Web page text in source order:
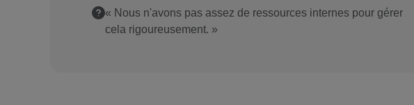
« Nous n'avons pas assez de ressources internes pour gérer
cela rigoureusement. »